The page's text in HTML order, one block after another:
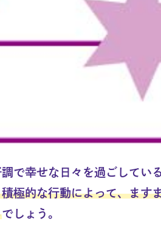
で幸せな日々を過ごしてい
極的な行動によって、ます
でしょう。